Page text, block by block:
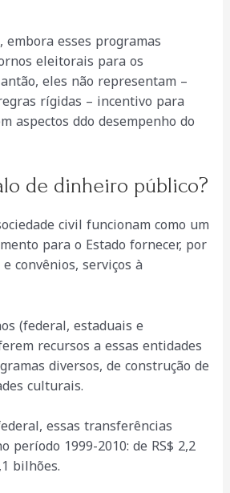
embora esses programas
eleitorais para os
eles não representam –
rígidas – incentivo para
aspectos ddo desempenho do
de dinheiro público?
civil funcionam como um
para o Estado fornecer, por
convênios, serviços à
(federal, estaduais e
recursos a essas entidades
diversos, de construção de
culturais.
essas transferências
período 1999-2010: de RS$ 2,2
bilhões.